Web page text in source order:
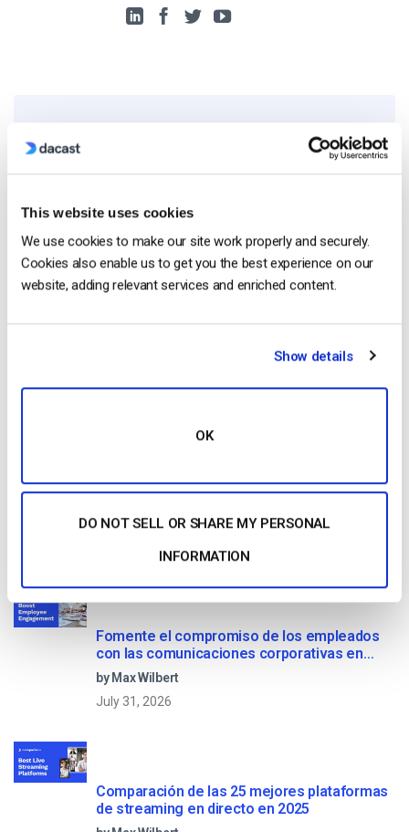
This website uses cookies
We use cookies to make our site work properly and securely.
Cookies also enable us to get you the best experience on our
website, adding relevant services and enriched content.
Show details
OK
DO NOT SELL OR SHARE MY PERSONAL
INFORMATION
Free 14-Day Trial
Start streaming immediately
No credit card required
OTT Full Form – El presente y el futuro de los
medios en streaming
by Jon Whitehead
Fomente el compromiso de los empleados
con las comunicaciones corporativas en
directo
by Max Wilbert
July 31, 2026
Comparación de las 25 mejores plataformas
de streaming en directo en 2025